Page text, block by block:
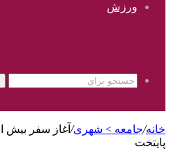
ورزش
خانه/جامعه > شهری/
پایتخت